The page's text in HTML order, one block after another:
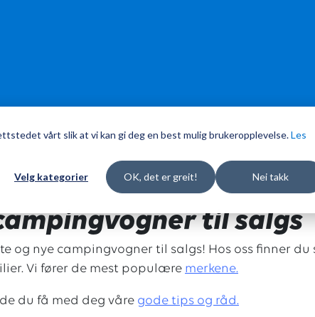
vårt slik at vi kan gi deg en best mulig brukeropplevelse.Les
Velg kategorier OK, det er greit! Nei takk
til salgs
og nye campingvogner til salgs! Hos oss finner
Vi fører de mest populære merkene.
du få med deg våre gode tips og råd.